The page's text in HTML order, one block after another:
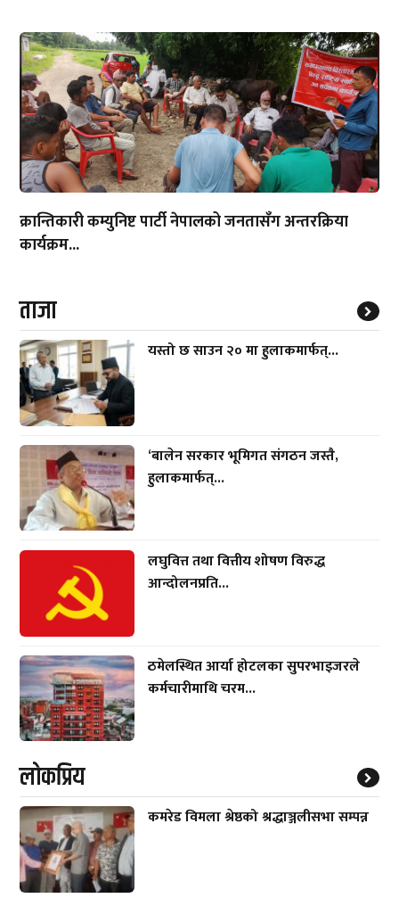
क्रान्तिकारी कम्युनिष्ट पार्टी नेपालको जनतासँग अन्तरक्रिया
कार्यक्रम...
ताजा
यस्तो छ साउन २० मा हुलाकमार्फत्...
‘बालेन सरकार भूमिगत संगठन जस्तै,
हुलाकमार्फत्...
लघुवित्त तथा वित्तीय शोषण विरुद्ध
आन्दोलनप्रति...
ठमेलस्थित आर्या होटलका सुपरभाइजरले
कर्मचारीमाथि चरम...
लाेकप्रिय
कमरेड विमला श्रेष्ठको श्रद्धाञ्जलीसभा सम्पन्न